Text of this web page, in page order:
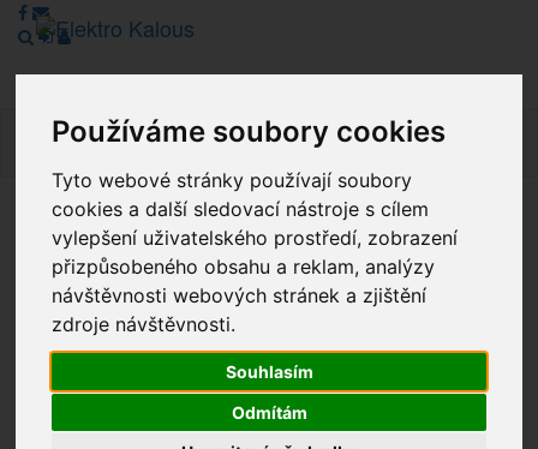
Používáme soubory cookies
Tyto webové stránky používají soubory
cookies a další sledovací nástroje s cílem
vylepšení uživatelského prostředí, zobrazení
přizpůsobeného obsahu a reklam, analýzy
návštěvnosti webových stránek a zjištění
zdroje návštěvnosti.
Souhlasím
Odmítám
Vážení zákazníci, v tuto chvíli je Náš internetový obchod v
režimu Katalogu. Objednávky on-line nyní nelze vyřídit.
Děkujeme za pochopení.
Novinky